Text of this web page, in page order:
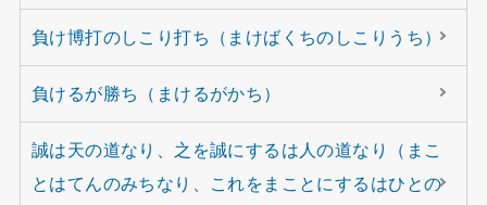
負け博打のしこり打ち（まけばくちのしこりうち）
負けるが勝ち（まけるがかち）
誠は天の道なり、之を誠にするは人の道なり（まこ
とはてんのみちなり、これをまことにするはひとの